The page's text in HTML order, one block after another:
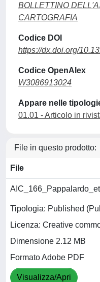
BOLLETTINO
CARTOGRAFIA
Codice DOI
https://dx.doi.org/
Codice OpenAlex
W3086913024
Appare nelle
01.01 - Articolo in
File in questo prodotto:
File
Tipologia: Published
Licenza: Creative
Dimensione 2.12 MB
Formato Adobe PDF
Visualizza/Apri